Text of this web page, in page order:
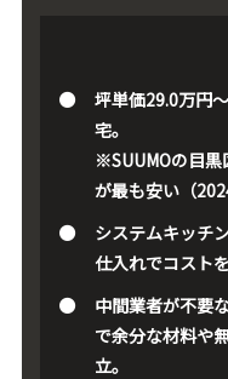
坪単価29.0万円
宅。
※SUUMOの目黒
が最も安い（
システムキッチ
仕入れでコスト
中間業者が不要
で余分な材料や
立。